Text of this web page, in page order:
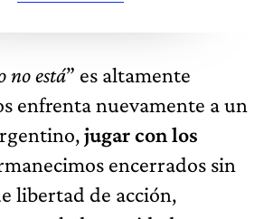
no está” es altamente
enfrenta nuevamente a un
jugar con los
encerrados sin
libertad de acción,